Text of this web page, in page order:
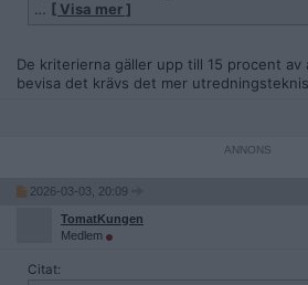
polisförhör och undersökningar. I
alla våldtäktsanmälningar leder ingen
sannolikt att det är ett vanligt brott. 2%
… [ Visa mer ]
De kriterierna gäller upp till 15 procent av
bevisa det krävs det mer
2026-03-03, 20:09
TomatKungen
Medlem
Citat: